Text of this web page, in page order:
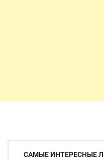
Навигация
САМЫЕ ИНТЕРЕСНЫЕ